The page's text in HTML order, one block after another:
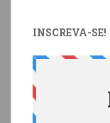
INSCREVA-SE!